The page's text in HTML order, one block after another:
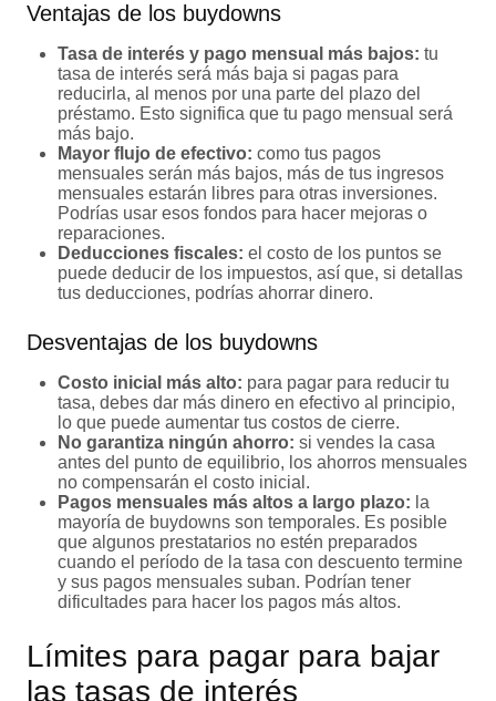
Ventajas de los buydowns
Tasa de interés y pago mensual más bajos: tu
tasa de interés será más baja si pagas para
reducirla, al menos por una parte del plazo del
préstamo. Esto significa que tu pago mensual será
más bajo.
Mayor flujo de efectivo: como tus pagos
mensuales serán más bajos, más de tus ingresos
mensuales estarán libres para otras inversiones.
Podrías usar esos fondos para hacer mejoras o
reparaciones.
Deducciones fiscales: el costo de los puntos se
puede deducir de los impuestos, así que, si detallas
tus deducciones, podrías ahorrar dinero.
Desventajas de los buydowns
Costo inicial más alto: para pagar para reducir tu
tasa, debes dar más dinero en efectivo al principio,
lo que puede aumentar tus costos de cierre.
No garantiza ningún ahorro: si vendes la casa
antes del punto de equilibrio, los ahorros mensuales
no compensarán el costo inicial.
Pagos mensuales más altos a largo plazo: la
mayoría de buydowns son temporales. Es posible
que algunos prestatarios no estén preparados
cuando el período de la tasa con descuento termine
y sus pagos mensuales suban. Podrían tener
dificultades para hacer los pagos más altos.
Límites para pagar para bajar
las tasas de interés